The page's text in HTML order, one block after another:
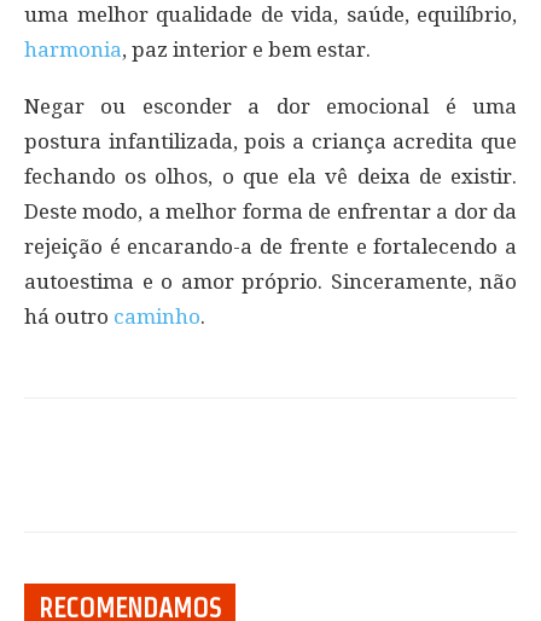
uma melhor qualidade de vida, saúde, equilíbrio,
harmonia, paz interior e bem estar.
Negar ou esconder a dor emocional é uma
postura infantilizada, pois a criança acredita que
fechando os olhos, o que ela vê deixa de existir.
Deste modo, a melhor forma de enfrentar a dor da
rejeição é encarando-a de frente e fortalecendo a
autoestima e o amor próprio. Sinceramente, não
há outro caminho.
RECOMENDAMOS